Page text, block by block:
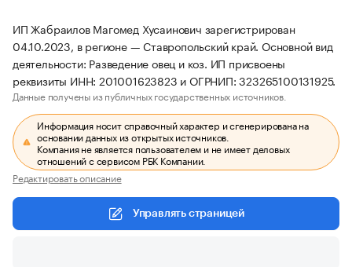
ИП Жабраилов Магомед Хусаинович зарегистрирован
04.10.2023, в регионе — Ставропольский край. Основной вид
деятельности: Разведение овец и коз. ИП присвоены
реквизиты ИНН: 201001623823 и ОГРНИП: 323265100131925.
Данные получены из публичных государственных источников.
Информация носит справочный характер и сгенерирована на
основании данных из открытых источников.
Компания не является пользователем и не имеет деловых
отношений с сервисом РБК Компании.
Редактировать описание
Управлять страницей